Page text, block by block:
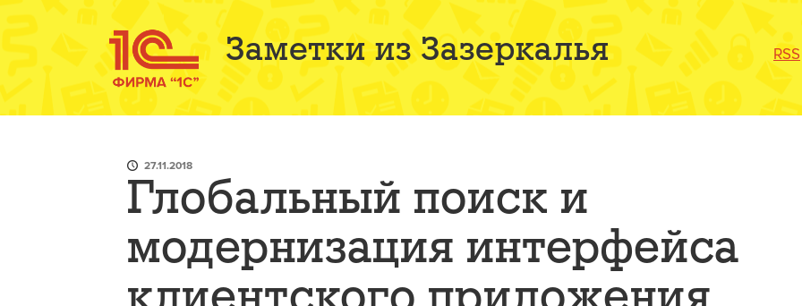
Заметки из Зазеркалья RSS
27.11.2018
Глобальный поиск и
модернизация интерфейса